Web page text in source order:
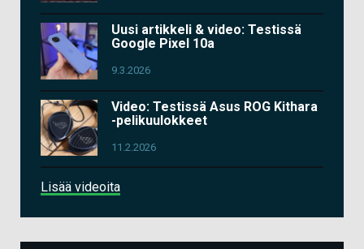
Uusi artikkeli & video: Testissä
Google Pixel 10a
9.3.2026
Video: Testissä Asus ROG Kithara
-pelikuulokkeet
11.2.2026
Lisää videoita